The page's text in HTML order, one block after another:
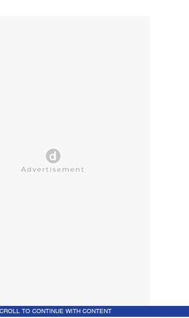
TO CONTINUE WITH CONTENT